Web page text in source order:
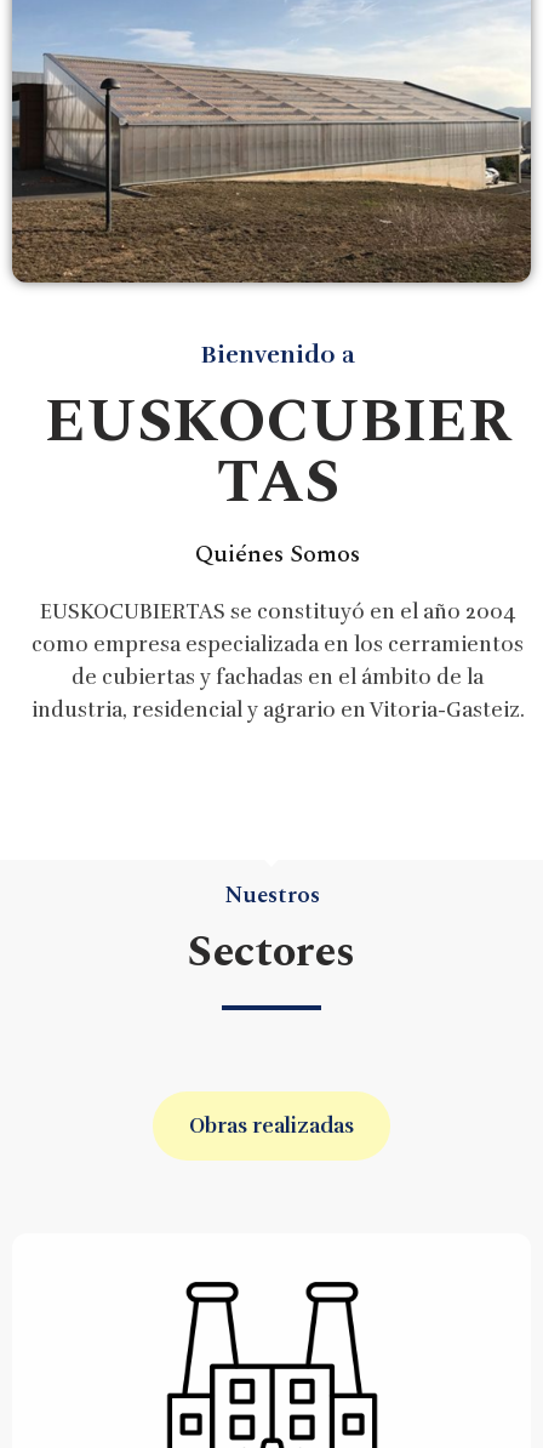
Bienvenido a
EUSKOCUBIER
TAS
Quiénes Somos
EUSKOCUBIERTAS se constituyó en el año 2004
como empresa especializada en los cerramientos
de cubiertas y fachadas en el ámbito de la
industria, residencial y agrario en Vitoria-Gasteiz.
Nuestros
Sectores
Obras realizadas